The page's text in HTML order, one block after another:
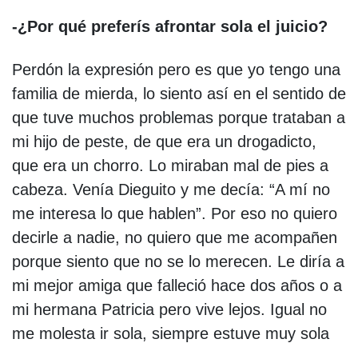
-¿Por qué preferís afrontar sola el juicio?
Perdón la expresión pero es que yo tengo una
familia de mierda, lo siento así en el sentido de
que tuve muchos problemas porque trataban a
mi hijo de peste, de que era un drogadicto,
que era un chorro. Lo miraban mal de pies a
cabeza. Venía Dieguito y me decía: “A mí no
me interesa lo que hablen”. Por eso no quiero
decirle a nadie, no quiero que me acompañen
porque siento que no se lo merecen. Le diría a
mi mejor amiga que falleció hace dos años o a
mi hermana Patricia pero vive lejos. Igual no
me molesta ir sola, siempre estuve muy sola